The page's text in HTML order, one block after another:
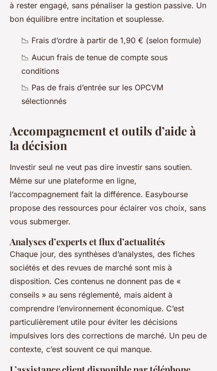
à rester engagé, sans pénaliser la gestion passive. Un
bon équilibre entre incitation et souplesse.
📉 Frais d’ordre à partir de 1,90 € (selon formule)
📉 Aucun frais de tenue de compte sous
conditions
📉 Pas de frais d’entrée sur les OPCVM
sélectionnés
Accompagnement et outils d’aide à
la décision
Investir seul ne veut pas dire investir sans soutien.
Même sur une plateforme en ligne,
l’accompagnement fait la différence. Easybourse
propose des ressources pour éclairer vos choix, sans
vous submerger.
Analyses d’experts et flux d’actualités
Chaque jour, des synthèses d’analystes, des fiches
sociétés et des revues de marché sont mis à
disposition. Ces contenus ne donnent pas de «
conseils » au sens réglementé, mais aident à
comprendre l’environnement économique. C’est
particulièrement utile pour éviter les décisions
impulsives lors des corrections de marché. Un peu de
contexte, c’est souvent ce qui manque.